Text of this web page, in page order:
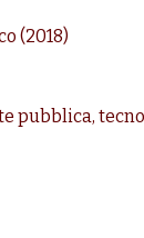
(2018)
pubblica,